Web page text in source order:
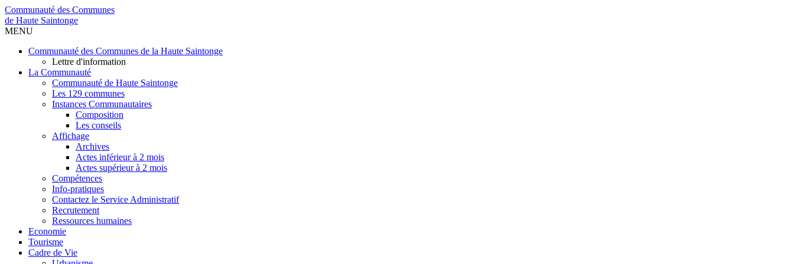
Communauté des Communes
de Haute Saintonge
MENU
Communauté des Communes de la Haute Saintonge
Lettre d'information
La Communauté
Communauté de Haute Saintonge
Les 129 communes
Instances Communautaires
Composition
Les conseils
Affichage
Archives
Actes inférieur à 2 mois
Actes supérieur à 2 mois
Compétences
Info-pratiques
Contactez le Service Administratif
Recrutement
Ressources humaines
Economie
Tourisme
Cadre de Vie